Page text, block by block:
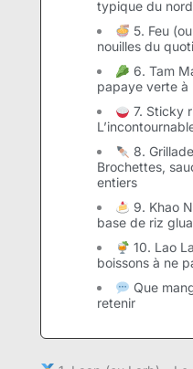
typique du nord
5. Feu
nouilles du
6. Tam
papaye verte à
7. Sticky
8.
Brochettes,
entiers
9. Khao
base de riz
10. Lao
boissons à ne
Que
retenir